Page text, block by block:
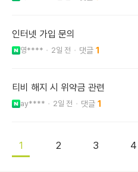
인터넷 가입 문의
영**** 2일 전 1
티비 해지 시 위약금 관련
ay**** 2일 전 1
1 2 3 4